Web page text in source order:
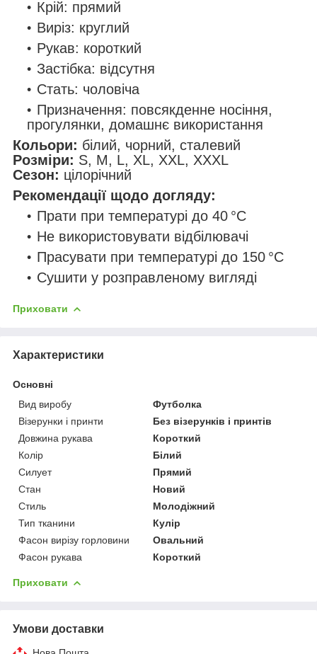
Крій: прямий
Виріз: круглий
Рукав: короткий
Застібка: відсутня
Стать: чоловіча
Призначення: повсякденне носіння,
прогулянки, домашнє використання
Кольори: білий, чорний, сталевий
Розміри: S, M, L, XL, XXL, XXXL
Сезон: цілорічний
Рекомендації щодо догляду:
Прати при температурі до 40 °C
Не використовувати відбілювачі
Прасувати при температурі до 150 °C
Сушити у розправленому вигляді
Приховати
Характеристики
Основні
Вид виробу
Футболка
Візерунки і принти
Без візерунків і принтів
Довжина рукава
Короткий
Колір
Білий
Силует
Прямий
Стан
Новий
Стиль
Молодіжний
Тип тканини
Кулір
Фасон вирізу горловини
Овальний
Фасон рукава
Короткий
Приховати
Умови доставки